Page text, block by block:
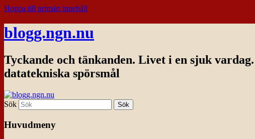
Hoppa till primärt innehåll
blogg.ngn.nu
Tyckande och tänkanden. Livet i en sjuk
datatekniska spörsmål
Sök
Huvudmeny